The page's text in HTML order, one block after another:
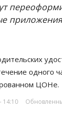
одного
ЦОНе.
14:10